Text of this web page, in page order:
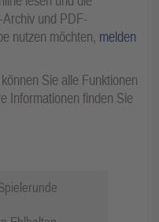
und PDF-
nutzen möchten, melden
Sie alle Funktionen
Informationen finden Sie